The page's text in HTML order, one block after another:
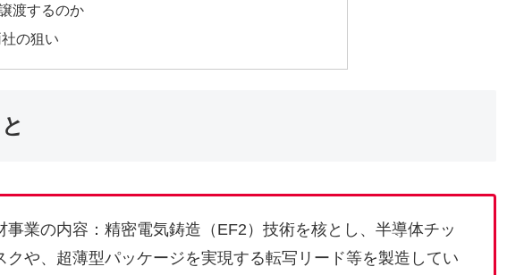
渡するのか
の狙い
事業の内容：精密電気鋳造（EF2）技術を核とし、半導体チッ
クや、超薄型パッケージを実現する転写リード等を製造してい